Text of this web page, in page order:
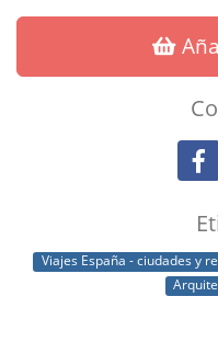
Viajes España - ciudades y